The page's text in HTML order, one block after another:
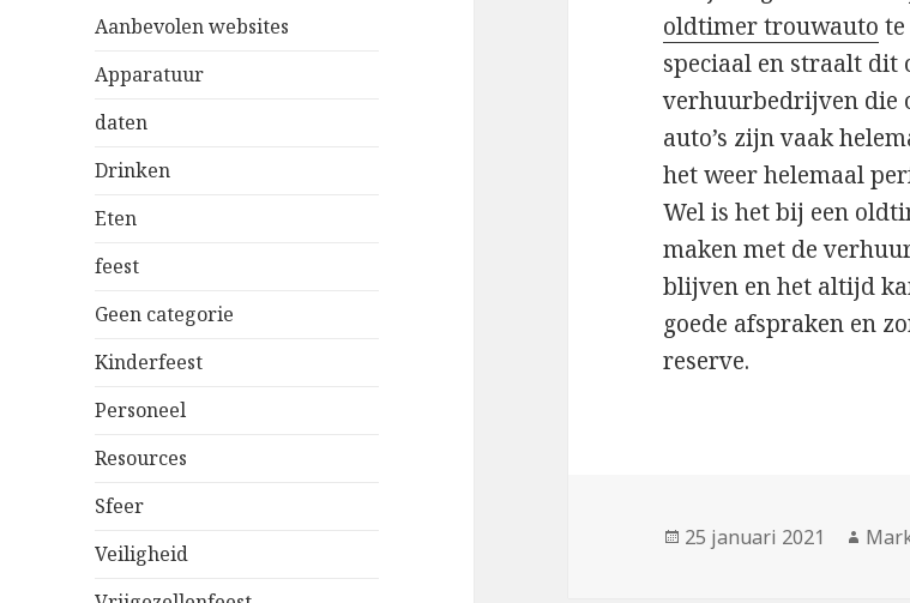
Aanbevolen websites
Apparatuur
daten
Drinken
Eten
feest
Geen categorie
Kinderfeest
Personeel
Resources
Sfeer
Veiligheid
oldtimer trouwauto
speciaal en straalt dit
verhuurbedrijven die
auto’s zijn vaak
het weer helemaal
Wel is het bij een
maken met de
blijven en het altijd
goede afspraken en
reserve.
Geplaatst
25 januari 2021